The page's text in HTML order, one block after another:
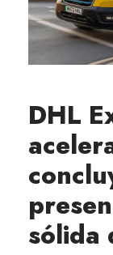
DHL
sólida